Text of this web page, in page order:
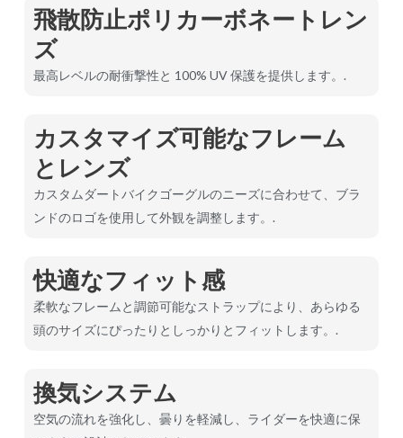
飛散防止ポリカーボネートレン
ズ
最高レベルの耐衝撃性と 100% UV 保護を提供します。.
カスタマイズ可能なフレーム
とレンズ
カスタムダートバイクゴーグルのニーズに合わせて、ブラ
ンドのロゴを使用して外観を調整します。.
快適なフィット感
柔軟なフレームと調節可能なストラップにより、あらゆる
頭のサイズにぴったりとしっかりとフィットします。.
換気システム
空気の流れを強化し、曇りを軽減し、ライダーを快適に保